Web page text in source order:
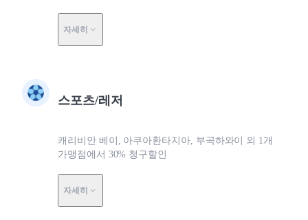
자세히
스포츠/레저
캐리비안 베이, 아쿠아환타지아, 부곡하와이 외 1개
가맹점에서 30% 청구할인
자세히